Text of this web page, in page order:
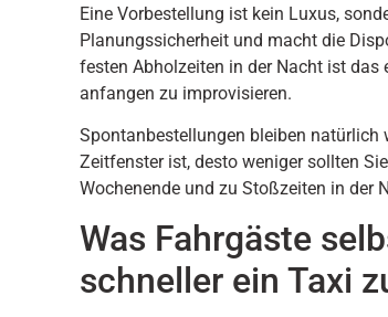
Eine Vorbestellung ist kein Luxus,
Planungssicherheit und macht die
festen Abholzeiten in der Nacht ist das
anfangen zu improvisieren.
Spontanbestellungen bleiben
Zeitfenster ist, desto weniger sollten
Wochenende und zu Stoßzeiten in der
Was Fahrgäste
schneller ein Taxi